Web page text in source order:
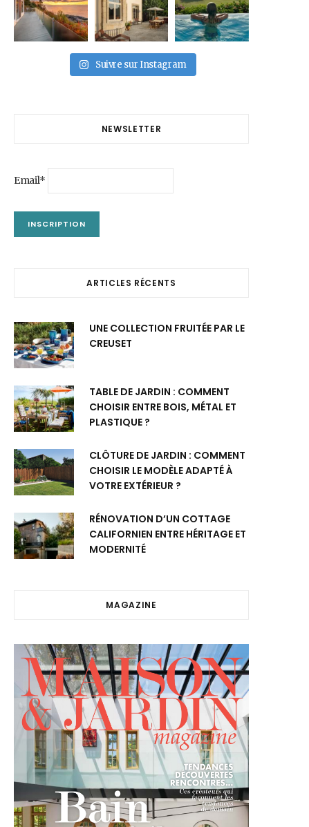
Suivre sur Instagram
NEWSLETTER
Email*
ARTICLES RÉCENTS
UNE COLLECTION FRUITÉE PAR LE
CREUSET
TABLE DE JARDIN : COMMENT
CHOISIR ENTRE BOIS, MÉTAL ET
PLASTIQUE ?
CLÔTURE DE JARDIN : COMMENT
CHOISIR LE MODÈLE ADAPTÉ À
VOTRE EXTÉRIEUR ?
RÉNOVATION D’UN COTTAGE
CALIFORNIEN ENTRE HÉRITAGE ET
MODERNITÉ
MAGAZINE